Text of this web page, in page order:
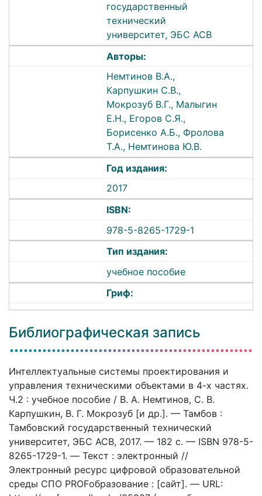
государственный
технический
университет, ЭБС АСВ
Авторы:
Немтинов В.А.,
Карпушкин С.В.,
Мокрозуб В.Г., Малыгин
Е.Н., Егоров С.Я.,
Борисенко А.Б., Фролова
Т.А., Немтинова Ю.В.
Год издания:
2017
ISBN:
978-5-8265-1729-1
Тип издания:
учебное пособие
Гриф:
Библиографическая запись
Интеллектуальные системы проектирования и
управления техническими объектами в 4-х частях.
Ч.2 : учебное пособие / В. А. Немтинов, С. В.
Карпушкин, В. Г. Мокрозуб [и др.]. — Тамбов :
Тамбовский государственный технический
университет, ЭБС АСВ, 2017. — 182 c. — ISBN 978-5-
8265-1729-1. — Текст : электронный //
Электронный ресурс цифровой образовательной
среды СПО PROFобразование : [сайт]. — URL: